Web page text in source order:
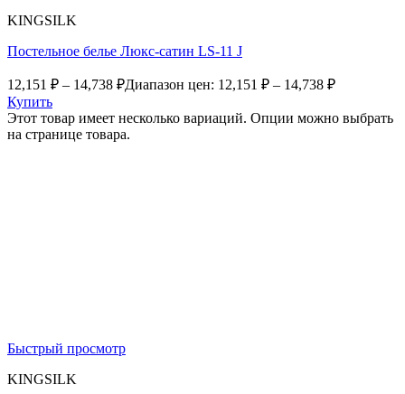
KINGSILK
Постельное белье Люкс-сатин LS-11 J
12,151 ₽ – 14,738 ₽Диапазон цен: 12,151 ₽ – 14,738 ₽
Купить
Этот товар имеет несколько вариаций. Опции можно выбрать
на странице товара.
Быстрый просмотр
KINGSILK